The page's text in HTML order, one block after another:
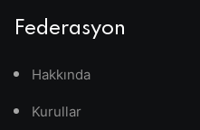
Federasyon
Hakkında
Kurullar